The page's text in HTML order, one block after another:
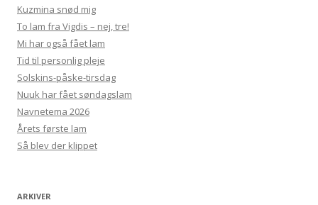
Kuzmina snød mig
To lam fra Vigdis – nej, tre!
Mi har også fået lam
Tid til personlig pleje
Solskins-påske-tirsdag
Nuuk har fået søndagslam
Navnetema 2026
Årets første lam
Så blev der klippet
ARKIVER